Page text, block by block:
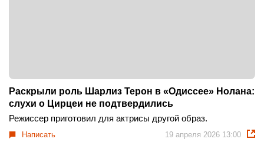
Раскрыли роль Шарлиз Терон в «Одиссее» Нолана:
слухи о Цирцеи не подтвердились
Режиссер приготовил для актрисы другой образ.
Написать 19 апреля 2026 13:00